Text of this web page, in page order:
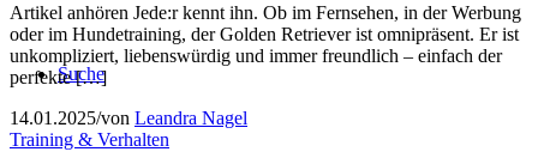
Suche
Artikel anhören Jede:r kennt ihn. Ob im Fernsehen, in der Werbung
oder im Hundetraining, der Golden Retriever ist omnipräsent. Er ist
unkompliziert, liebenswürdig und immer freundlich – einfach der
perfekte […]
14.01.2025/von Leandra Nagel
Training & Verhalten